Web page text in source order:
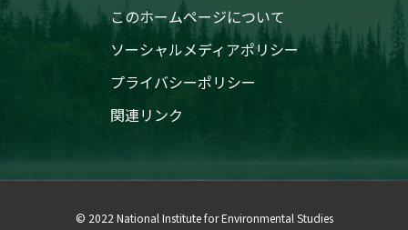
このホームページについて
ソーシャルメディアポリシー
プライバシーポリシー
関連リンク
© 2022 National Institute for Environmental Studies